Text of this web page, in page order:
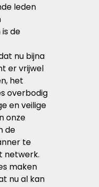
leden
de
nu bijna
er vrijwel
het
overbodig
en veilige
onze
de
te
netwerk.
maken
nu al kan